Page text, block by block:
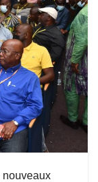
nouveaux